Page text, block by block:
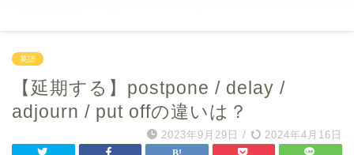
英語
【延期する】postpone / delay /
adjourn / put offの違いは？
2023年9月29日 / 2024年4月16日